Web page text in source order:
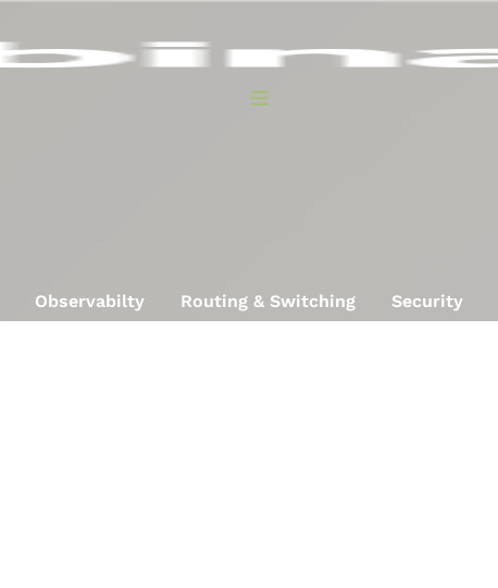
Observabilty Routing & Switching Security